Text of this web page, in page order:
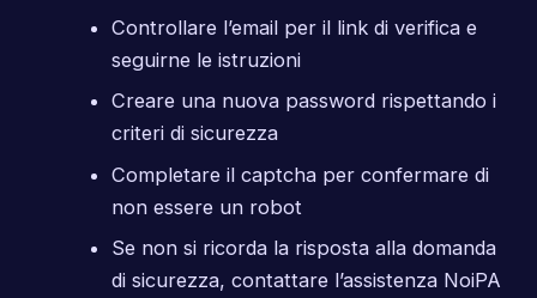
Controllare l’email per il link di verifica e
seguirne le istruzioni
Creare una nuova password rispettando i
criteri di sicurezza
Completare il captcha per confermare di
non essere un robot
Se non si ricorda la risposta alla domanda
di sicurezza, contattare l’assistenza NoiPA